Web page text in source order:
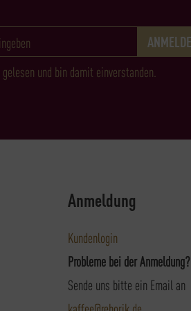
gelesen und bin damit einverstanden.
Anmeldung
Kundenlogin
Probleme bei der Anmeldung?
Sende uns bitte ein Email an